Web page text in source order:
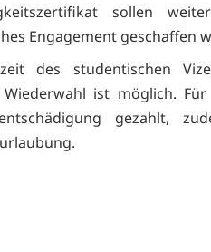
sollen
Engagement geschaffen
des studentischen
Wiederwahl ist möglich.
gezahlt,